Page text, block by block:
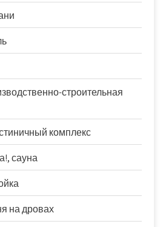
строительная
комплекс
сауна
на дровах